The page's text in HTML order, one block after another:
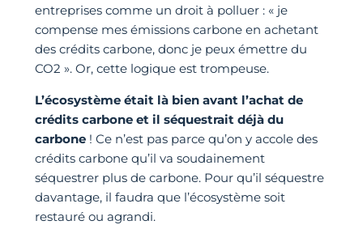
entreprises comme un droit à polluer : « je
compense mes émissions carbone en achetant
des crédits carbone, donc je peux émettre du
CO2 ». Or, cette logique est trompeuse.
L’écosystème était là bien avant l’achat de
crédits carbone et il séquestrait déjà du
carbone! Ce n’est pas parce qu’on y accole des
crédits carbone qu’il va soudainement
séquestrer plus de carbone. Pour qu’il séquestre
davantage, il faudra que l’écosystème soit
restauré ou agrandi.